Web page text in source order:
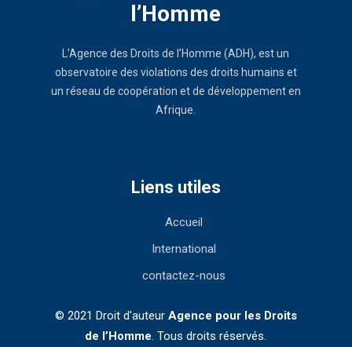
l’Homme
L’Agence des Droits de l’Homme (ADH), est un
observatoire des violations des droits humains et
un réseau de coopération et de développement en
Afrique.
Liens utiles
Accueil
International
contactez-nous
© 2021 Droit d'auteur Agence pour les Droits
de l’Homme. Tous droits réservés.